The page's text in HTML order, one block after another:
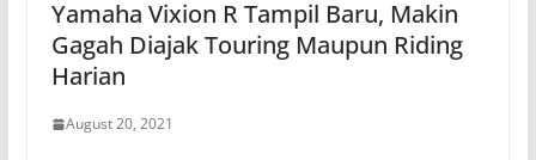
Yamaha Vixion R Tampil Baru, Makin
Gagah Diajak Touring Maupun Riding
Harian
August 20, 2021